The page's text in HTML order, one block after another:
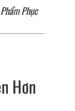
Phục
Hơn